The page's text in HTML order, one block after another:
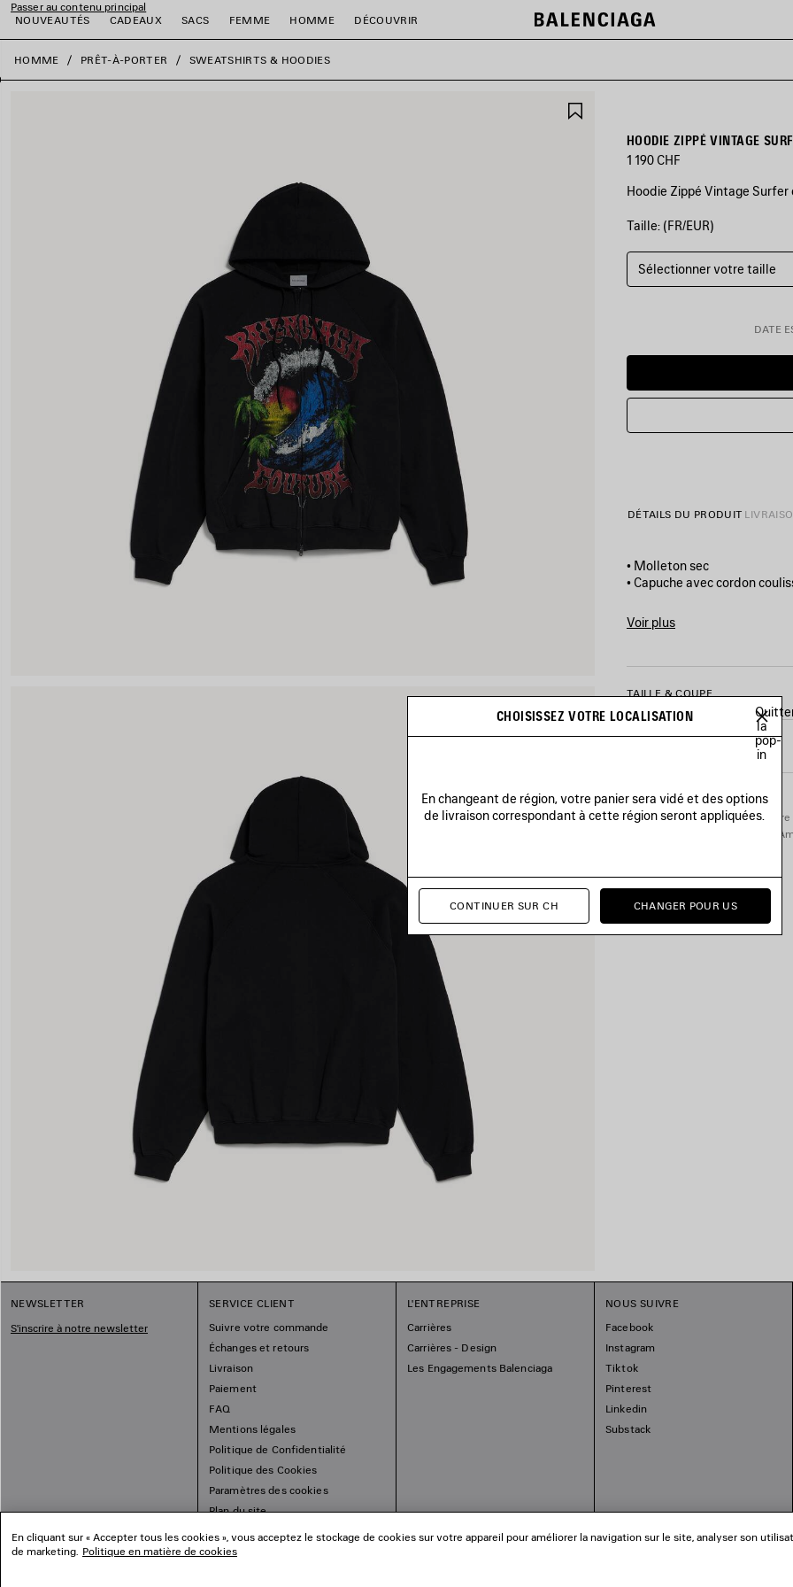
Passer au contenu principal
NOUVEAUTÉS
CADEAUX SACS FEMME HOMME DÉCOUVRIR
fermer la bannière
HOMME PRÊT-À-PORTER SWEATSHIRTS & HOODIES
FAVORISHOODIE ZIPPÉ VINTAGE
1 190 CHF
Hoodie Zippé Vintage
COULEURS
NOIR
Noir
Taille: (FR/EUR)
Sélectionner votre taille
DATE
DÉTAILS DU PRODUIT
• Molleton sec
• Capuche avec cordon
• Fermeture zippée à double
• 2 poches à l’avant
• Artwork vintage surfer
Matière principale : 100 %
Voir plus
TAILLE & COUPE
Vous pouvez effectuer votre
NEWSLETTER
S'inscrire à notre newsletter
SERVICE CLIENT
Suivre votre commande
Échanges et retours
Livraison
Paiement
FAQ
Mentions légales
Politique de Confidentialité
Politique des Cookies
Paramètres des cookies
Plan du site
L'ENTREPRISE
Carrières
Carrières - Design
Les Engagements Balenciaga
NOUS SUIVRE
Facebook
Instagram
Tiktok
Pinterest
Linkedin
Substack
CHOISISSEZ VOTRE LOCALISATION
la
pop-
in
En changeant de région, votre panier sera vidé et des options
de livraison correspondant à cette région seront appliquées.
CONTINUER SUR CH CHANGER POUR US
En cliquant sur « Accepter tous les cookies », vous acceptez le stockage de cookies sur votre appareil pour améliorer la navigation sur le site, analyser son
de marketing. Politique en matière de cookies